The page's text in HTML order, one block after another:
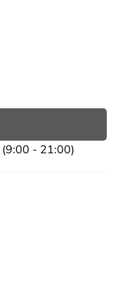
- 21:00)